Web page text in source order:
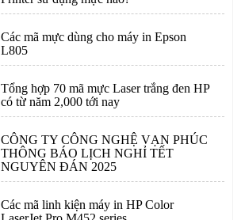
Các mã mực dùng cho máy in Epson
L805
Tổng hợp 70 mã mực Laser trắng đen HP
có từ năm 2,000 tới nay
CÔNG TY CÔNG NGHỆ VẠN PHÚC
THÔNG BÁO LỊCH NGHỈ TẾT
NGUYÊN ĐÁN 2025
Các mã linh kiện máy in HP Color